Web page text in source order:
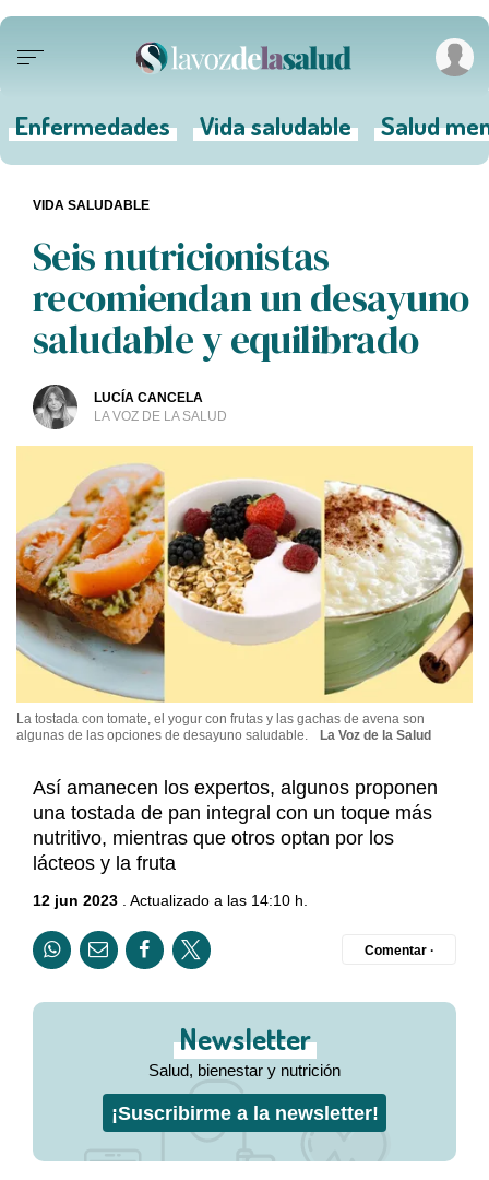
Enfermedades Vida saludable Salud
Seis nutricionistas
recomiendan un desayuno
saludable y equilibrado
LUCÍA CANCELA
LA VOZ DE LA SALUD
VIDA SALUDABLE
La tostada con tomate, el yogur con frutas y las gachas de avena son
algunas de las opciones de desayuno saludable.
La Voz de la Salud
Así amanecen los expertos, algunos proponen
una tostada de pan integral con un toque más
nutritivo, mientras que otros optan por los
lácteos y la fruta
12 jun 2023 . Actualizado a las 14:10 h.
Comentar ·
Newsletter
Salud, bienestar y nutrición
¡Suscribirme a la newsletter!